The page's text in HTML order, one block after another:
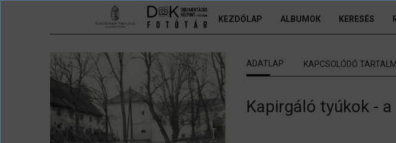
KEZDŐLAP ALBUMOK KERESÉS
ADATLAP KAPCSOLÓDÓ
Kapirgáló tyúkok -